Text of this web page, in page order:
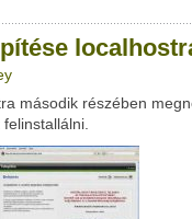
Google
második részében